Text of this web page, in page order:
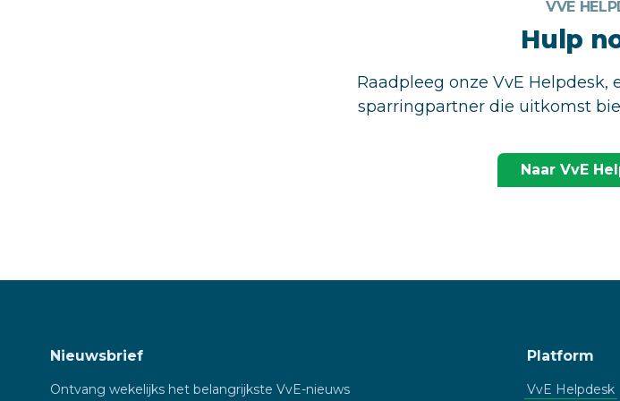
VVE
Hulp
Raadpleeg onze VvE Helpdesk,
sparringpartner die uitkomst
Naar VvE
Nieuwsbrief
Ontvang wekelijks het belangrijkste VvE-nieuws
Platform
VvE Helpdesk